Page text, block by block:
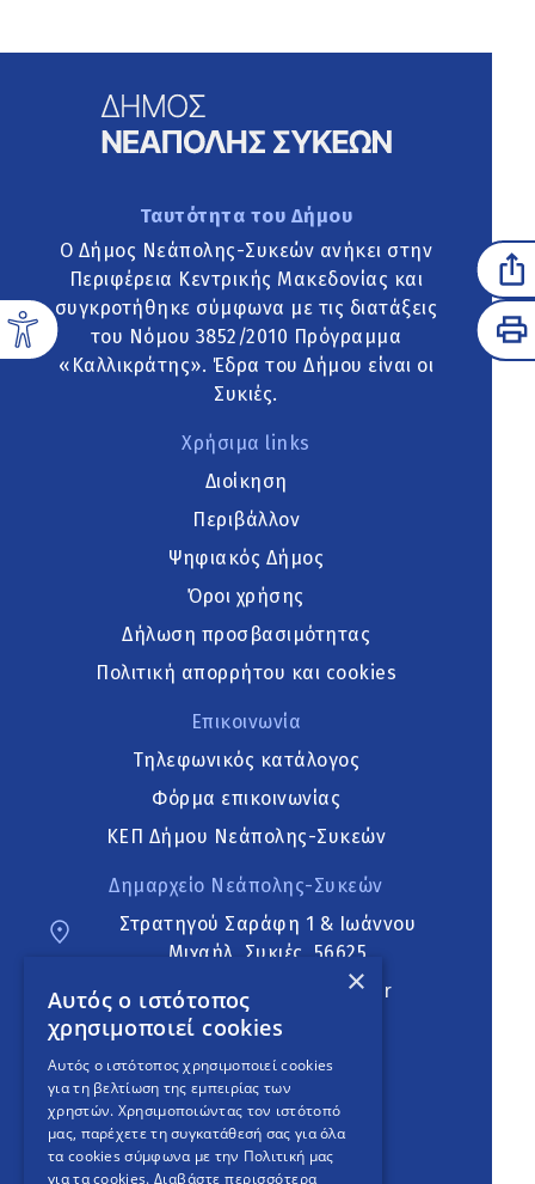
Ταυτότητα του Δήμου
Ο Δήμος Νεάπολης-Συκεών ανήκει στην
Περιφέρεια Κεντρικής Μακεδονίας και
συγκροτήθηκε σύμφωνα με τις διατάξεις
του Νόμου 3852/2010 Πρόγραμμα
«Καλλικράτης». Έδρα του Δήμου είναι οι
Συκιές.
Χρήσιμα links
Διοίκηση
Περιβάλλον
Ψηφιακός Δήμος
Όροι χρήσης
Δήλωση προσβασιμότητας
Πολιτική απορρήτου και cookies
Επικοινωνία
Τηλεφωνικός κατάλογος
Φόρμα επικοινωνίας
ΚΕΠ Δήμου Νεάπολης-Συκεών
Δημαρχείο Νεάπολης-Συκεών
Στρατηγού Σαράφη 1 & Ιωάννου
Μιχαήλ, Συκιές, 56625
neapoli.sykies@ddt.gov.gr
Ακολουθήστε
English Version
×
Αυτός ο ιστότοπος
χρησιμοποιεί cookies
Αυτός ο ιστότοπος χρησιμοποιεί cookies
για τη βελτίωση της εμπειρίας των
χρηστών. Χρησιμοποιώντας τον ιστότοπό
μας, παρέχετε τη συγκατάθεσή σας για όλα
τα cookies σύμφωνα με την Πολιτική μας
για τα cookies. Διαβάστε περισσότερα